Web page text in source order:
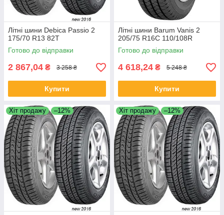
Літні шини Debica Passio 2
175/70 R13 82T
Готово до відправки
2 867,04 ₴ 3 258 ₴
Купити
Літні шини Barum Vanis 2
205/75 R16C 110/108R
Готово до відправки
4 618,24 ₴ 5 248 ₴
Купити
Хіт продажу –12% Хіт продажу –12%